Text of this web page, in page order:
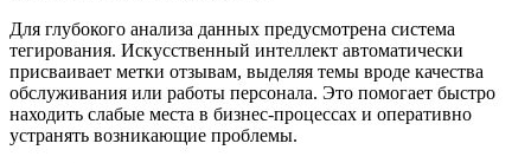
Для глубокого анализа данных предусмотрена система
тегирования. Искусственный интеллект автоматически
присваивает метки отзывам, выделяя темы вроде качества
обслуживания или работы персонала. Это помогает быстро
находить слабые места в бизнес-процессах и оперативно
устранять возникающие проблемы.